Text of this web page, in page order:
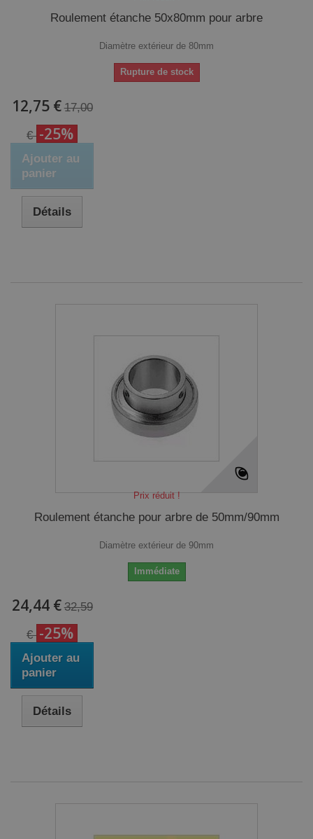
Roulement étanche 50x80mm pour arbre
Diamètre extérieur de 80mm
Rupture de stock
12,75 € 17,00
€ -25%
Ajouter au
panier
Détails
Prix réduit !
Roulement étanche pour arbre de 50mm/90mm
Diamètre extérieur de 90mm
Immédiate
24,44 € 32,59
€ -25%
Ajouter au
panier
Détails